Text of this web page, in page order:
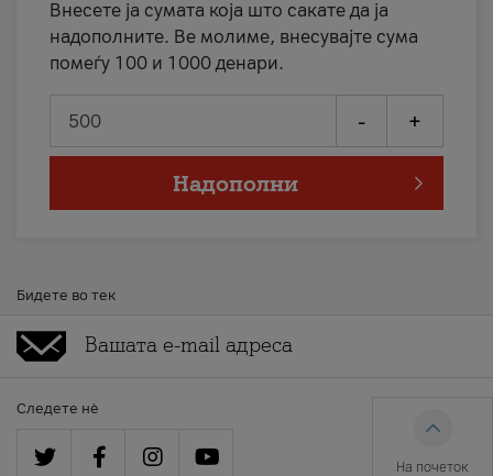
Внесете ја сумата која што сакате да ја
надополните. Ве молиме, внесувајте сума
помеѓу 100 и 1000 денари.
- +
Надополни
Бидете во тек
Следете нè
На почеток